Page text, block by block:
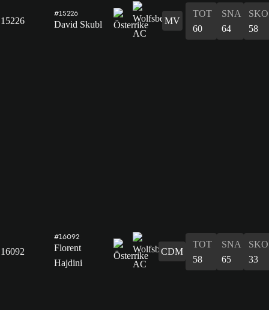
15226
#15226
David Skubl MV
TOT
60
SNA
64
SKO
58
16092
#16092
Florent
Hajdini
CDM
TOT
58
SNA
65
SKO
33